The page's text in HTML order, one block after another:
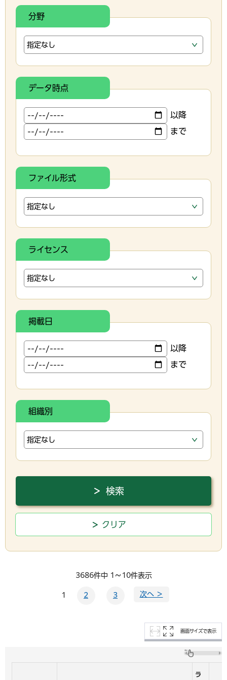
分野
データ時点
以降
まで
ファイル形式
ライセンス
掲載日
以降
まで
組織別
3686件中 1～10件表示
1 2 3 次へ ＞
画面サイズで表示
ラ